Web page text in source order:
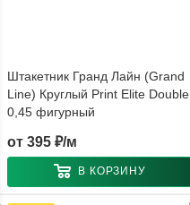
Штакетник Гранд Лайн (Grand
Line) Круглый Print Elite Double
0,45 фигурный
от 395 ₽/м
В КОРЗИНУ